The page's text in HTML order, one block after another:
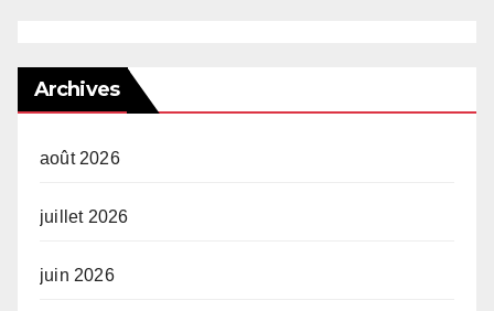
Archives
août 2026
juillet 2026
juin 2026